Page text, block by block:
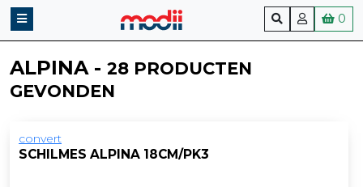
0
ALPINA - 28 PRODUCTEN
GEVONDEN
convert
SCHILMES ALPINA 18CM/PK3